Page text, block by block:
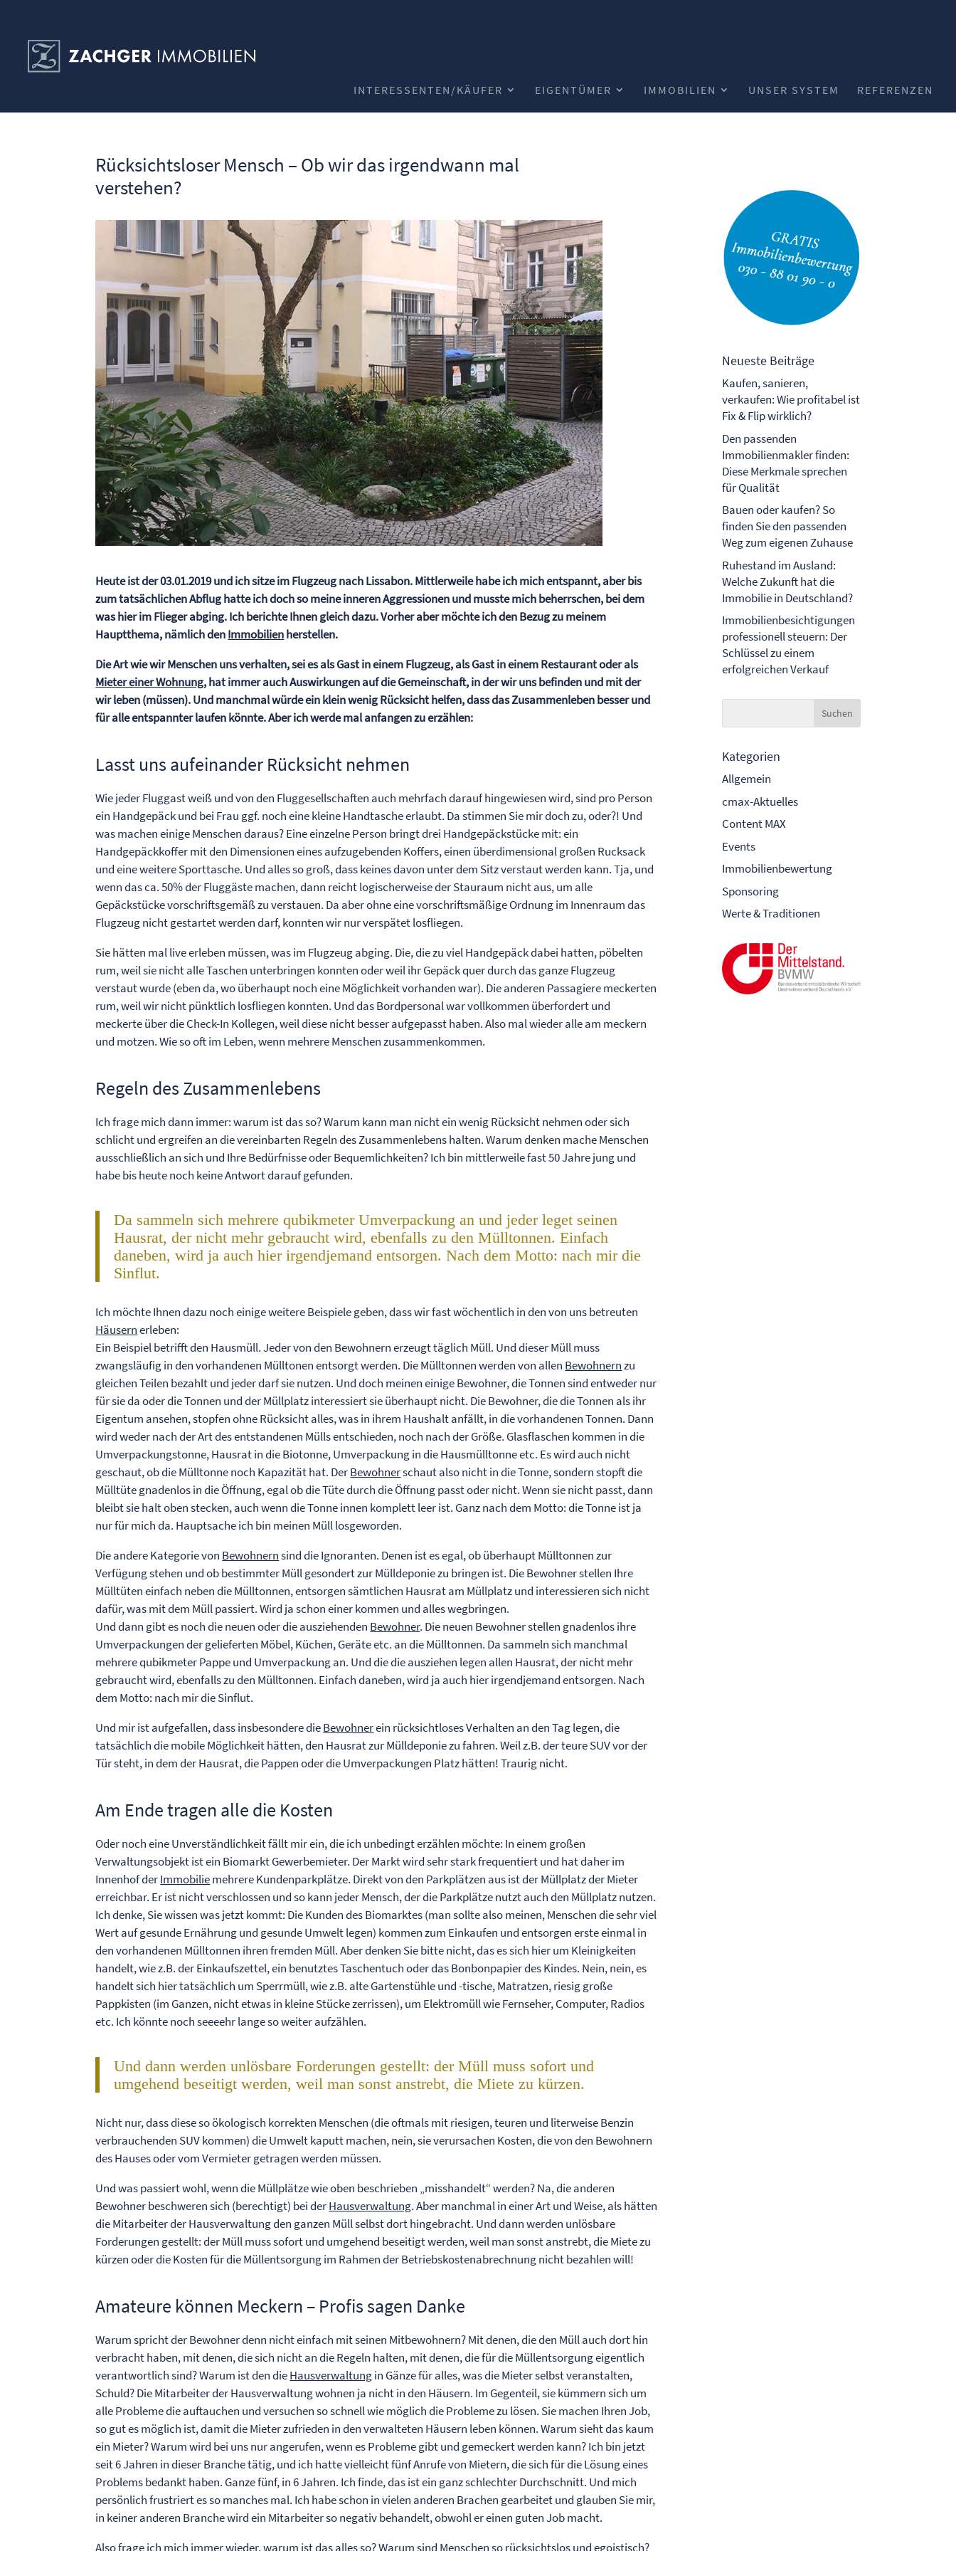
INTERESSENTEN/KÄUFER EIGENTÜMER IMMOBILIEN UNSER SYSTEM REFERENZEN
Rücksichtsloser Mensch – Ob wir das irgendwann mal
verstehen?
Heute ist der 03.01.2019 und ich sitze im Flugzeug nach Lissabon. Mittlerweile habe ich mich entspannt, aber bis
zum tatsächlichen Abflug hatte ich doch so meine inneren Aggressionen und musste mich beherrschen, bei dem
was hier im Flieger abging. Ich berichte Ihnen gleich dazu. Vorher aber möchte ich den Bezug zu meinem
Hauptthema, nämlich denImmobilienherstellen.
Die Art wie wir Menschen uns verhalten, sei es als Gast in einem Flugzeug, als Gast in einem Restaurant oder als
Mieter einer Wohnung, hat immer auch Auswirkungen auf die Gemeinschaft, in der wir uns befinden und mit der
wir leben (müssen). Und manchmal würde ein klein wenig Rücksicht helfen, dass das Zusammenleben besser und
für alle entspannter laufen könnte. Aber ich werde mal anfangen zu erzählen:
Lasst uns aufeinander Rücksicht nehmen
Wie jeder Fluggast weiß und von den Fluggesellschaften auch mehrfach darauf hingewiesen wird, sind pro Person
ein Handgepäck und bei Frau ggf. noch eine kleine Handtasche erlaubt. Da stimmen Sie mir doch zu, oder?! Und
was machen einige Menschen daraus? Eine einzelne Person bringt drei Handgepäckstücke mit: ein
Handgepäckkoffer mit den Dimensionen eines aufzugebenden Koffers, einen überdimensional großen Rucksack
und eine weitere Sporttasche. Und alles so groß, dass keines davon unter dem Sitz verstaut werden kann. Tja, und
wenn das ca. 50% der Fluggäste machen, dann reicht logischerweise der Stauraum nicht aus, um alle
Gepäckstücke vorschriftsgemäß zu verstauen. Da aber ohne eine vorschriftsmäßige Ordnung im Innenraum das
Flugzeug nicht gestartet werden darf, konnten wir nur verspätet losfliegen.
Sie hätten mal live erleben müssen, was im Flugzeug abging. Die, die zu viel Handgepäck dabei hatten, pöbelten
rum, weil sie nicht alle Taschen unterbringen konnten oder weil ihr Gepäck quer durch das ganze Flugzeug
verstaut wurde (eben da, wo überhaupt noch eine Möglichkeit vorhanden war). Die anderen Passagiere meckerten
rum, weil wir nicht pünktlich losfliegen konnten. Und das Bordpersonal war vollkommen überfordert und
meckerte über die Check-In Kollegen, weil diese nicht besser aufgepasst haben. Also mal wieder alle am meckern
und motzen. Wie so oft im Leben, wenn mehrere Menschen zusammenkommen.
Regeln des Zusammenlebens
Ich frage mich dann immer: warum ist das so? Warum kann man nicht ein wenig Rücksicht nehmen oder sich
schlicht und ergreifen an die vereinbarten Regeln des Zusammenlebens halten. Warum denken mache Menschen
ausschließlich an sich und Ihre Bedürfnisse oder Bequemlichkeiten? Ich bin mittlerweile fast 50 Jahre jung und
habe bis heute noch keine Antwort darauf gefunden.
Da sammeln sich mehrere qubikmeter Umverpackung an und jeder leget seinen
Hausrat, der nicht mehr gebraucht wird, ebenfalls zu den Mülltonnen. Einfach
daneben, wird ja auch hier irgendjemand entsorgen. Nach dem Motto: nach mir die
Sinflut.
Ich möchte Ihnen dazu noch einige weitere Beispiele geben, dass wir fast wöchentlich in den von uns betreuten
Häusernerleben:
Ein Beispiel betrifft den Hausmüll. Jeder von den Bewohnern erzeugt täglich Müll. Und dieser Müll muss
zwangsläufig in den vorhandenen Mülltonen entsorgt werden. Die Mülltonnen werden von allen Bewohnernzu
gleichen Teilen bezahlt und jeder darf sie nutzen. Und doch meinen einige Bewohner, die Tonnen sind entweder nur
für sie da oder die Tonnen und der Müllplatz interessiert sie überhaupt nicht. Die Bewohner, die die Tonnen als ihr
Eigentum ansehen, stopfen ohne Rücksicht alles, was in ihrem Haushalt anfällt, in die vorhandenen Tonnen. Dann
wird weder nach der Art des entstandenen Mülls entschieden, noch nach der Größe. Glasflaschen kommen in die
Umverpackungstonne, Hausrat in die Biotonne, Umverpackung in die Hausmülltonne etc. Es wird auch nicht
geschaut, ob die Mülltonne noch Kapazität hat. DerBewohnerschaut also nicht in die Tonne, sondern stopft die
Mülltüte gnadenlos in die Öffnung, egal ob die Tüte durch die Öffnung passt oder nicht. Wenn sie nicht passt, dann
bleibt sie halt oben stecken, auch wenn die Tonne innen komplett leer ist. Ganz nach dem Motto: die Tonne ist ja
nur für mich da. Hauptsache ich bin meinen Müll losgeworden.
Die andere Kategorie von Bewohnernsind die Ignoranten. Denen ist es egal, ob überhaupt Mülltonnen zur
Verfügung stehen und ob bestimmter Müll gesondert zur Mülldeponie zu bringen ist. Die Bewohner stellen Ihre
Mülltüten einfach neben die Mülltonnen, entsorgen sämtlichen Hausrat am Müllplatz und interessieren sich nicht
dafür, was mit dem Müll passiert. Wird ja schon einer kommen und alles wegbringen.
Und dann gibt es noch die neuen oder die ausziehenden Bewohner. Die neuen Bewohner stellen gnadenlos ihre
Umverpackungen der gelieferten Möbel, Küchen, Geräte etc. an die Mülltonnen. Da sammeln sich manchmal
mehrere qubikmeter Pappe und Umverpackung an. Und die die ausziehen legen allen Hausrat, der nicht mehr
gebraucht wird, ebenfalls zu den Mülltonnen. Einfach daneben, wird ja auch hier irgendjemand entsorgen. Nach
dem Motto: nach mir die Sinflut.
Und mir ist aufgefallen, dass insbesondere dieBewohnerein rücksichtloses Verhalten an den Tag legen, die
tatsächlich die mobile Möglichkeit hätten, den Hausrat zur Mülldeponie zu fahren. Weil z.B. der teure SUV vor der
Tür steht, in dem der Hausrat, die Pappen oder die Umverpackungen Platz hätten! Traurig nicht.
Am Ende tragen alle die Kosten
Oder noch eine Unverständlichkeit fällt mir ein, die ich unbedingt erzählen möchte: In einem großen
Verwaltungsobjektist ein Biomarkt Gewerbemieter. Der Markt wird sehr stark frequentiert und hat daher im
Innenhof derImmobiliemehrere Kundenparkplätze. Direkt von den Parkplätzen aus ist der Müllplatz der Mieter
erreichbar. Er ist nicht verschlossen und so kann jeder Mensch, der die Parkplätze nutzt auch den Müllplatz nutzen.
Ich denke, Sie wissen was jetzt kommt: Die Kunden des Biomarktes (man sollte also meinen, Menschen die sehr viel
Wert auf gesunde Ernährung und gesunde Umwelt legen) kommen zum Einkaufen und entsorgen erste einmal in
den vorhandenen Mülltonnen ihren fremden Müll. Aber denken Sie bitte nicht, das es sich hier um Kleinigkeiten
handelt, wie z.B. der Einkaufszettel, ein benutztes Taschentuch oder das Bonbonpapier des Kindes. Nein, nein, es
handelt sich hier tatsächlich um Sperrmüll, wie z.B. alte Gartenstühle und -tische, Matratzen, riesig große
Pappkisten (im Ganzen, nicht etwas in kleine Stücke zerrissen), um Elektromüll wie Fernseher, Computer, Radios
etc. Ich könnte noch seeeehr lange so weiter aufzählen.
Und dann werden unlösbare Forderungen gestellt: der Müll muss sofort und
umgehend beseitigt werden, weil man sonst anstrebt, die Miete zu kürzen.
Nicht nur, dass diese so ökologisch korrekten Menschen (die oftmals mit riesigen, teuren und literweise Benzin
verbrauchenden SUV kommen) die Umwelt kaputt machen, nein, sie verursachen Kosten, die von den Bewohnern
des Hauses oder vom Vermieter getragen werden müssen.
Und was passiert wohl, wenn die Müllplätze wie oben beschrieben „misshandelt“ werden? Na, die anderen
Bewohner beschweren sich (berechtigt) bei derHausverwaltung. Aber manchmal in einer Art und Weise, als hätten
die Mitarbeiter der Hausverwaltung den ganzen Müll selbst dort hingebracht. Und dann werden unlösbare
Forderungen gestellt: der Müll muss sofort und umgehend beseitigt werden, weil man sonst anstrebt, die Miete zu
kürzen oder die Kosten für die Müllentsorgung im Rahmen der Betriebskostenabrechnung nicht bezahlen will!
Amateure können Meckern – Profis sagen Danke
Warum spricht der Bewohner denn nicht einfach mit seinen Mitbewohnern? Mit denen, die den Müll auch dort hin
verbracht haben, mit denen, die sich nicht an die Regeln halten, mit denen, die für die Müllentsorgung eigentlich
verantwortlich sind? Warum ist den dieHausverwaltungin Gänze für alles, was die Mieter selbst veranstalten,
Schuld? Die Mitarbeiter der Hausverwaltung wohnen ja nicht in den Häusern. Im Gegenteil, sie kümmern sich um
alle Probleme die auftauchen und versuchen so schnell wie möglich die Probleme zu lösen. Sie machen Ihren Job,
so gut es möglich ist, damit die Mieter zufrieden in den verwalteten Häusern leben können. Warum sieht das kaum
ein Mieter? Warum wird bei uns nur angerufen, wenn es Probleme gibt und gemeckert werden kann? Ich bin jetzt
seit 6 Jahren in dieser Branche tätig, und ich hatte vielleicht fünf Anrufe von Mietern, die sich für die Lösung eines
Problems bedankt haben. Ganze fünf, in 6 Jahren. Ich finde, das ist ein ganz schlechter Durchschnitt. Und mich
persönlich frustriert es so manches mal. Ich habe schon in vielen anderen Brachen gearbeitet und glauben Sie mir,
in keiner anderen Branche wird ein Mitarbeiter so negativ behandelt, obwohl er einen guten Job macht.
Also frage ich mich immer wieder, warum ist das alles so? Warum sind Menschen so rücksichtslos und egoistisch?
Neueste Beiträge
Kaufen, sanieren,
verkaufen: Wie profitabel ist
Fix & Flip wirklich?
Den passenden
Immobilienmakler finden:
Diese Merkmale sprechen
für Qualität
Bauen oder kaufen? So
finden Sie den passenden
Weg zum eigenen Zuhause
Ruhestand im Ausland:
Welche Zukunft hat die
Immobilie in Deutschland?
Immobilienbesichtigungen
professionell steuern: Der
Schlüssel zu einem
erfolgreichen Verkauf
Kategorien
Allgemein
cmax-Aktuelles
Content MAX
Events
Immobilienbewertung
Sponsoring
Werte & Traditionen